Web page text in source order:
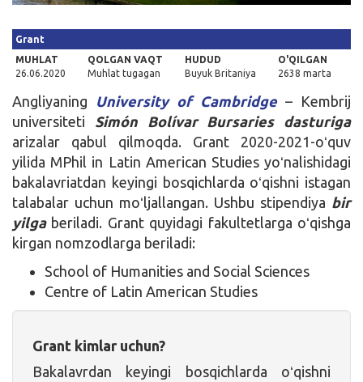
Grant
MUHLAT
26.06.2020
QOLGAN VAQT
Muhlat tugagan
HUDUD
Buyuk Britaniya
O'QILGAN
2638 marta
Angliyaning University of Cambridge– Kembrij
universiteti Simón Bolívar Bursaries dasturiga
arizalar qabul qilmoqda. Grant 2020-2021-oʻquv
yilida MPhil in Latin American Studies yoʻnalishidagi
bakalavriatdan keyingi bosqichlarda oʻqishni istagan
talabalar uchun moʻljallangan. Ushbu stipendiya bir
yilga beriladi. Grant quyidagi fakultetlarga oʻqishga
kirgan nomzodlarga beriladi:
School of Humanities and Social Sciences
Centre of Latin American Studies
Grant kimlar uchun?
Bakalavrdan keyingi bosqichlarda oʻqishni